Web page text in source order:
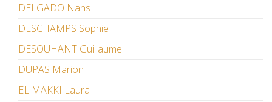
DELGADO Nans
DESCHAMPS Sophie
DESOUHANT Guillaume
DUPAS Marion
EL MAKKI Laura